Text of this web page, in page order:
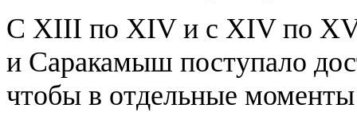
С XIII по XIV и с XIV по
и Саракамыш поступало
чтобы в отдельные